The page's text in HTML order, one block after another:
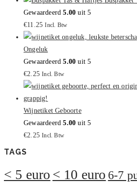
Gewaardeerd5.00 uit 5
€11.25 Incl. Btw
Ongeluk
Gewaardeerd5.00 uit 5
€2.25 Incl. Btw
Wijnetiket Geboorte
Gewaardeerd5.00 uit 5
€2.25 Incl. Btw
TAGS
< 5 euro < 10 euro 6-7